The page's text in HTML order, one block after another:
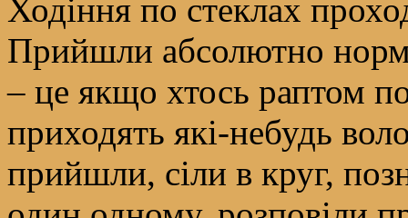
Ходіння по стеклах
Прийшли абсолютно
– це якщо хтось раптом
приходять які-небудь
прийшли, сіли в круг,